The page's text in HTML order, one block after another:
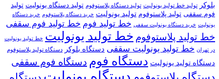
بلوکر تولید خط تولید یونولیت تولید دستگاه پلاستوفوم تولید دستگاه یونولیت تولید
فوم سقفی تولید پلاستوفوم تولید یونولیت خرید دستگاه پلاستوفوم خرید دستگاه
یونولیت خرید دستگاه یونولیت سقفی خط تولید فوم خط تولید فوم سقفی
خط تولید پلاستوفوم خط تولید یونولیت خط تولید یونولیت
در تهران خط تولید یونولیت سقفی دستگاه بلوکر دستگاه تولید پلاستوفوم
دستگاه تولید یونولیت دستگاه فوم دستگاه فوم سقفی